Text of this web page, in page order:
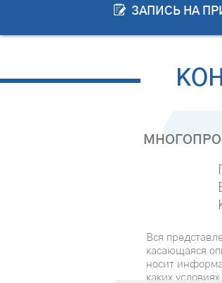
ЗАПИСЬ НА
Вся
касающаяся
носит
каких